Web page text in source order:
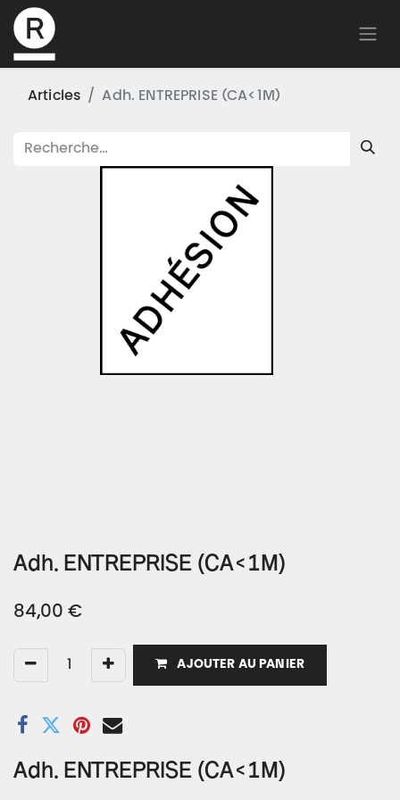
Articles Adh. ENTREPRISE (CA<1M)
Adh. ENTREPRISE (CA<1M)
84,00 €
AJOUTER AU PANIER
Adh. ENTREPRISE (CA<1M)